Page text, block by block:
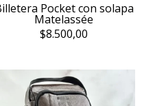
Pocket con solapa
Matelassée
$8.500,00